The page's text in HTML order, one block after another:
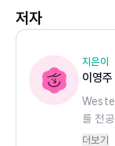
저자
지은이
이영주
를 전
홍익대
더보기